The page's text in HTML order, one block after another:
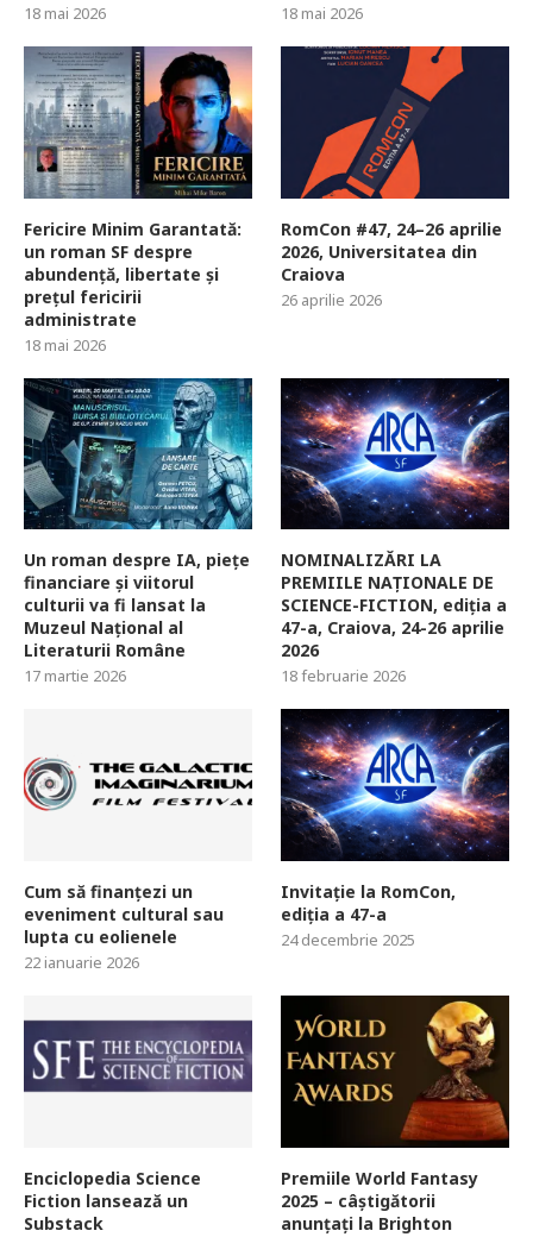
18 mai 2026 18 mai 2026
Fericire Minim Garantată:
un roman SF despre
abundență, libertate și
prețul fericirii
administrate
18 mai 2026
RomCon #47, 24–26 aprilie
2026, Universitatea din
Craiova
26 aprilie 2026
Un roman despre IA, piețe
financiare și viitorul
culturii va fi lansat la
Muzeul Național al
Literaturii Române
17 martie 2026
NOMINALIZĂRI LA
PREMIILE NAȚIONALE DE
SCIENCE-FICTION, ediția a
47-a, Craiova, 24-26 aprilie
2026
18 februarie 2026
Cum să finanțezi un
eveniment cultural sau
lupta cu eolienele
22 ianuarie 2026
Invitație la RomCon,
ediția a 47-a
24 decembrie 2025
Enciclopedia Science
Fiction lansează un
Substack
Premiile World Fantasy
2025 – câștigătorii
anunțați la Brighton